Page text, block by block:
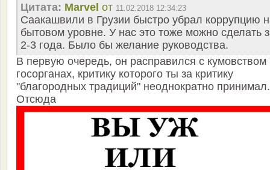
Цитата: Marvel от 11.02.2018 12:34:23
Саакашвили в Грузии быстро убрал коррупцию
бытовом уровне. У нас это тоже можно сделать
2-3 года. Было бы желание руководства.
В первую очередь, он расправился с кумовством
госорганах, критику которого ты за критику
"благородных традиций" неоднократно принимал.
Отсюда